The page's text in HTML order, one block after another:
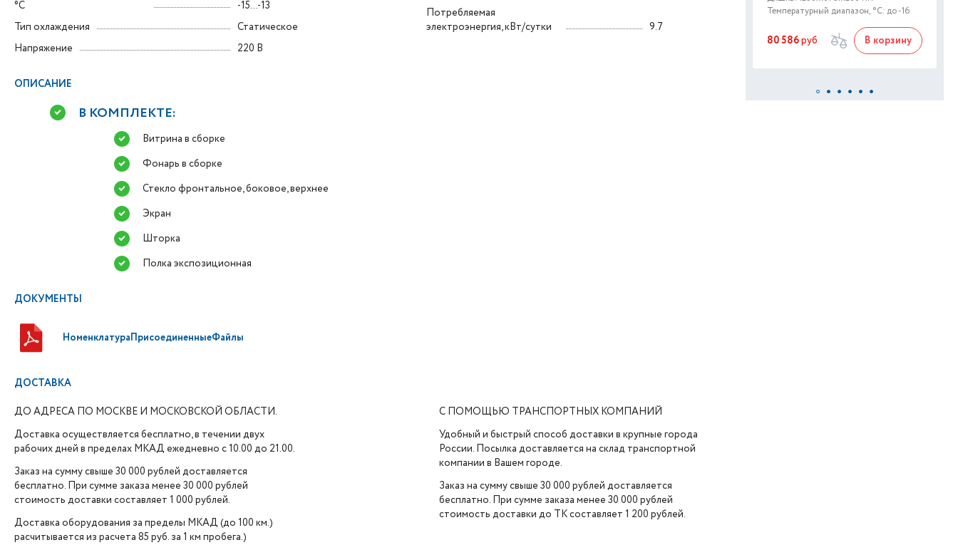
°C
-15...-13
Тип охлаждения
Статическое
Напряжение
220 В
Потребляемая
электроэнергия, кВт/сутки
9.7
ОПИСАНИЕ
В КОМПЛЕКТЕ:
Витрина в сборке
Фонарь в сборке
Стекло фронтальное, боковое, верхнее
Экран
Шторка
Полка экспозиционная
ДОКУМЕНТЫ
НоменклатураПрисоединенныеФайлы
ДОСТАВКА
ДО АДРЕСА ПО МОСКВЕ И МОСКОВСКОЙ ОБЛАСТИ.
Доставка осуществляется бесплатно, в течении двух
рабочих дней в пределах МКАД ежедневно с 10.00 до 21.00.
Заказ на сумму свыше 30 000 рублей доставляется
бесплатно. При сумме заказа менее 30 000 рублей
стоимость доставки составляет 1 000 рублей.
Доставка оборудования за пределы МКАД (до 100 км.)
расчитывается из расчета 85 руб. за 1 км пробега.)
С ПОМОЩЬЮ ТРАНСПОРТНЫХ КОМПАНИЙ
Удобный и быстрый способ доставки в крупные города
России. Посылка доставляется на склад транспортной
компании в Вашем городе.
Заказ на сумму свыше 30 000 рублей доставляется
бесплатно. При сумме заказа менее 30 000 рублей
стоимость доставки до ТК составляет 1 200 рублей.
Температурный диапазон, °C: до -16
80 586руб В корзину